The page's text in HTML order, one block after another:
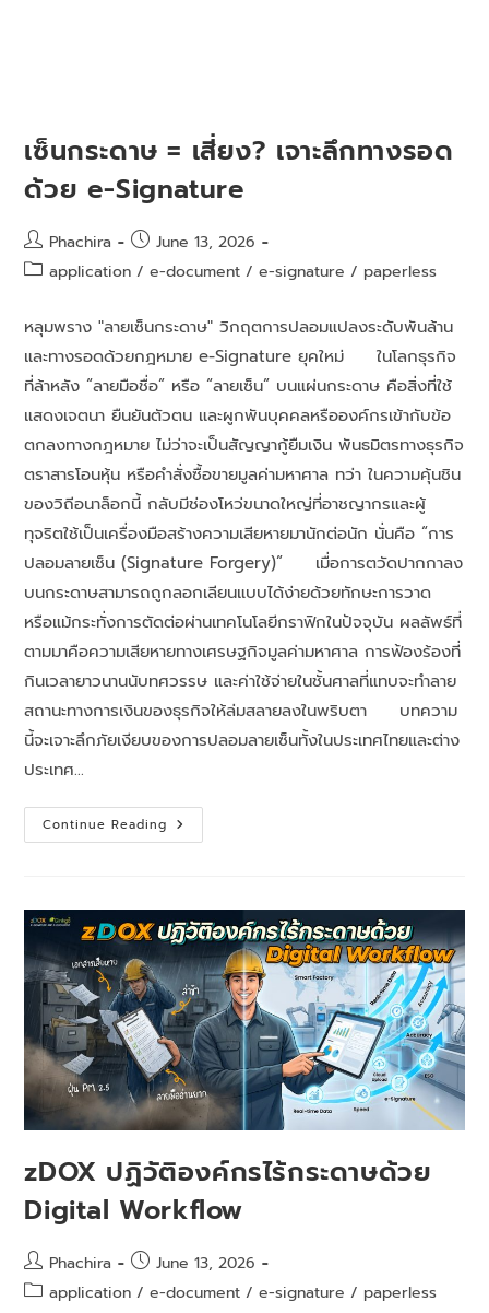
เซ็นกระดาษ = เสี่ยง? เจาะลึกทางรอด
ด้วย e-Signature
Phachira
June 13, 2026
application / e-document / e-signature / paperless
หลุมพราง "ลายเซ็นกระดาษ" วิกฤตการปลอมแปลงระดับพันล้าน
และทางรอดด้วยกฎหมาย e-Signature ยุคใหม่ ในโลกธุรกิจ
ที่ล้าหลัง “ลายมือชื่อ” หรือ “ลายเซ็น” บนแผ่นกระดาษ คือสิ่งที่ใช้
แสดงเจตนา ยืนยันตัวตน และผูกพันบุคคลหรือองค์กรเข้ากับข้อ
ตกลงทางกฎหมาย ไม่ว่าจะเป็นสัญญากู้ยืมเงิน พันธมิตรทางธุรกิจ
ตราสารโอนหุ้น หรือคำสั่งซื้อขายมูลค่ามหาศาล ทว่า ในความคุ้นชิน
ของวิถีอนาล็อกนี้ กลับมีช่องโหว่ขนาดใหญ่ที่อาชญากรและผู้
ทุจริตใช้เป็นเครื่องมือสร้างความเสียหายมานักต่อนัก นั่นคือ “การ
ปลอมลายเซ็น (Signature Forgery)” เมื่อการตวัดปากกาลง
บนกระดาษสามารถถูกลอกเลียนแบบได้ง่ายด้วยทักษะการวาด
หรือแม้กระทั่งการตัดต่อผ่านเทคโนโลยีกราฟิกในปัจจุบัน ผลลัพธ์ที่
ตามมาคือความเสียหายทางเศรษฐกิจมูลค่ามหาศาล การฟ้องร้องที่
กินเวลายาวนานนับทศวรรษ และค่าใช้จ่ายในชั้นศาลที่แทบจะทำลาย
สถานะทางการเงินของธุรกิจให้ล่มสลายลงในพริบตา บทความ
นี้จะเจาะลึกภัยเงียบของการปลอมลายเซ็นทั้งในประเทศไทยและต่าง
ประเทศ…
Continue Reading
zDOX ปฏิวัติองค์กรไร้กระดาษด้วย
Digital Workflow
Phachira
June 13, 2026
application / e-document / e-signature / paperless